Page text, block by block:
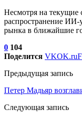
Несмотря на текущие
распространение ИИ-
рынка в ближайшие
0 104
Поделится VKOK.ru
Предыдущая запись
Петер Мадьяр
Следующая запись